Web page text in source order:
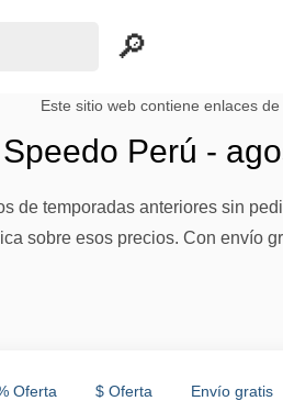
Este sitio web contiene enlaces
Perú -
de temporadas anteriores sin
sobre esos precios. Con envío
Oferta $ Oferta Envío gratis